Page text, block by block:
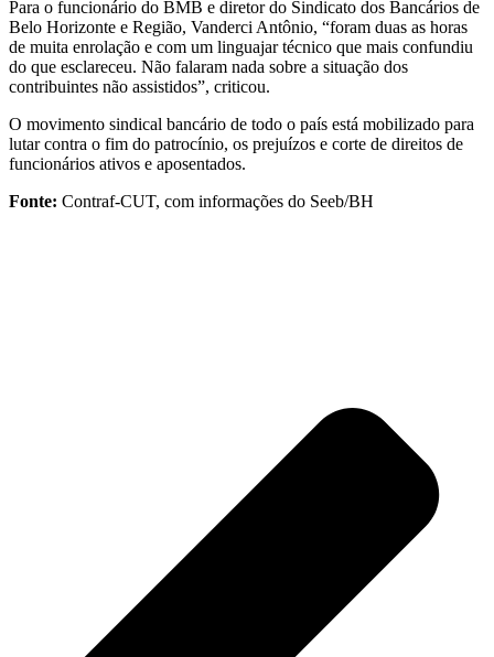
Para o funcionário do BMB e diretor do Sindicato dos Bancários de
Belo Horizonte e Região, Vanderci Antônio, “foram duas as horas
de muita enrolação e com um linguajar técnico que mais confundiu
do que esclareceu. Não falaram nada sobre a situação dos
contribuintes não assistidos”, criticou.
O movimento sindical bancário de todo o país está mobilizado para
lutar contra o fim do patrocínio, os prejuízos e corte de direitos de
funcionários ativos e aposentados.
Fonte: Contraf-CUT, com informações do Seeb/BH